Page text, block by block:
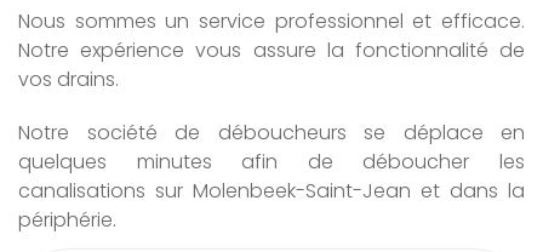
Nous sommes un service professionnel et efficace.
Notre expérience vous assure la fonctionnalité de
vos drains.
Notre société de déboucheurs se déplace en
quelques minutes afin de déboucher les
canalisations sur Molenbeek-Saint-Jean et dans la
périphérie.